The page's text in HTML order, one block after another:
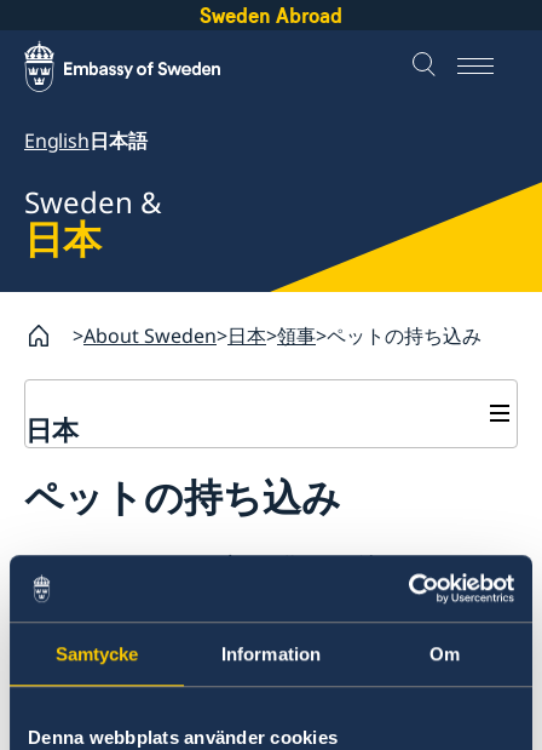
Samtycke Information Om
Denna webbplats använder cookies
Sweden Abroad
English日本語
Sweden &
日本
About Sweden 日本 領事 ペットの持ち込み
日本
スウェーデンで働く
スウェーデンで学ぶ
奨学金
Sweden Alumni Network Japan
Euraxess
観光
領事
スウェーデン国籍者等と同居のための居住許可の申請
（配偶者、サンボ等）
留学のための居住許可
請）
ペットの持ち込み
ペットの持ち込み
スウェーデンに犬や猫その他のペット
動物を連れて行く場合には、輸出入の手
続きが必要です。
手続きの詳細や手続きに必要な申請用紙は、スウ
ェーデン農業庁のホームページに掲載されていま